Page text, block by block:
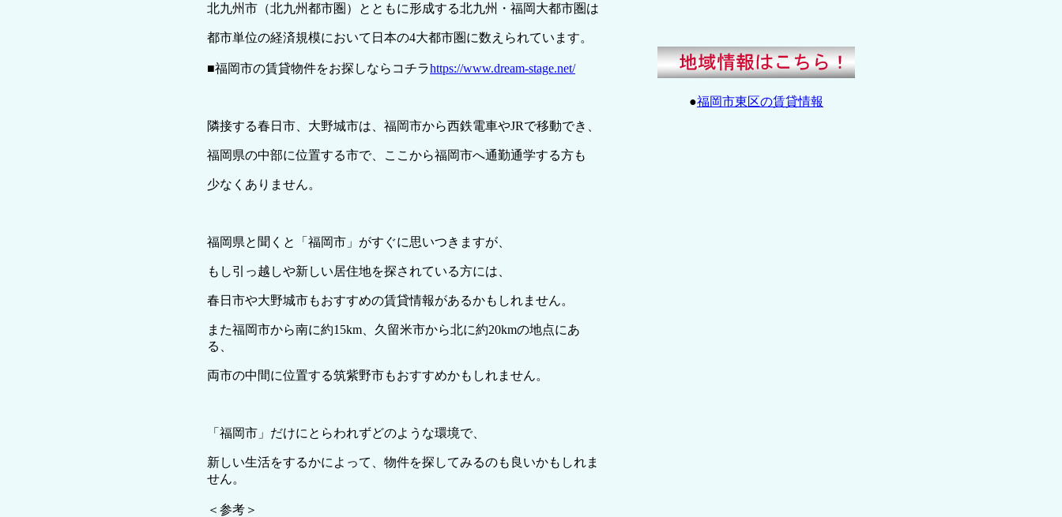
北九州市（北九州都市圏）とともに形成する北九州・福岡大都市圏は
都市単位の経済規模において日本の4大都市圏に数えられています。
■福岡市の賃貸物件をお探しならコチラhttps://www.dream-stage.net/
隣接する春日市、大野城市は、福岡市から西鉄電車やJRで移動でき、
福岡県の中部に位置する市で、ここから福岡市へ通勤通学する方も
少なくありません。
福岡県と聞くと「福岡市」がすぐに思いつきますが、
もし引っ越しや新しい居住地を探されている方には、
春日市や大野城市もおすすめの賃貸情報があるかもしれません。
また福岡市から南に約15km、久留米市から北に約20kmの地点にあ
る、
両市の中間に位置する筑紫野市もおすすめかもしれません。
「福岡市」だけにとらわれずどのような環境で、
新しい生活をするかによって、物件を探してみるのも良いかもしれま
せん。
＜参考＞
●福岡市東区の賃貸情報